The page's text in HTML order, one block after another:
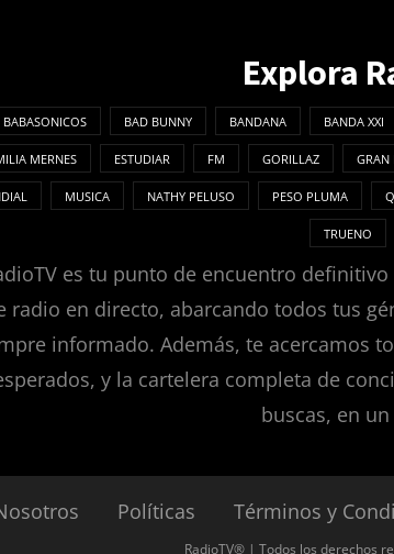
Explora
BABASONICOS BAD BUNNY BANDANA BANDA XXI
MERNES ESTUDIAR FM GORILLAZ GRAN
MUSICA NATHY PELUSO PESO PLUMA
TRUENO
es tu punto de encuentro
radio en directo, abarcando todos tus
informado. Además, te acercamos
y la cartelera completa de
buscas, en
Políticas Términos y
RadioTV® | Todos los derechos